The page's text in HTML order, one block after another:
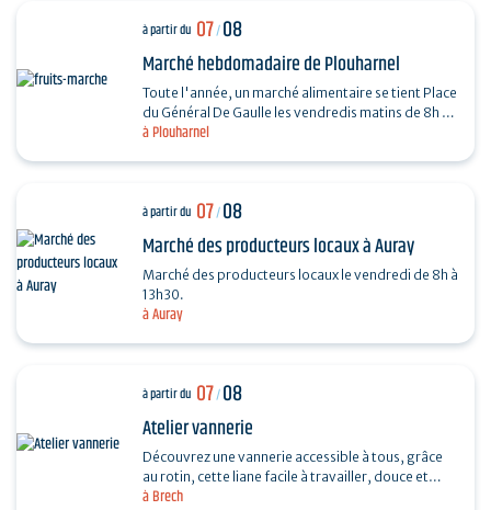
à Plouharnel
à partir du 07/08
Marché hebdomadaire de Plouharnel
Toute l'année, un marché alimentaire se tient Place
du Général De Gaulle les vendredis matins de 8h à
13h.
à Auray
à partir du 07/08
Marché des producteurs locaux à Auray
Marché des producteurs locaux le vendredi de 8h à
13h30.
à Brech
à partir du 07/08
Atelier vannerie
Découvrez une vannerie accessible à tous, grâce
au rotin, cette liane facile à travailler, douce et